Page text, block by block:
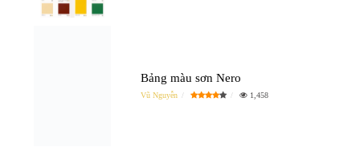
Bảng màu sơn Nero
Vũ Nguyễn 1,458